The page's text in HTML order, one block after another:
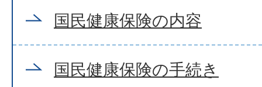
国民健康保険の内容
国民健康保険の手続き